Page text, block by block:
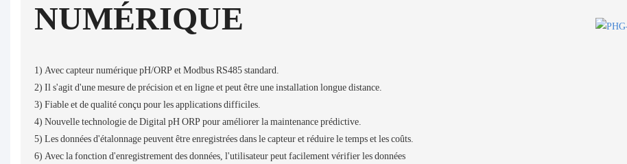
NUMÉRIQUE
1) Avec capteur numérique pH/ORP et Modbus RS485 standard.
2) Il s'agit d'une mesure de précision et en ligne et peut être une installation longue distance.
3) Fiable et de qualité conçu pour les applications difficiles.
4) Nouvelle technologie de Digital pH ORP pour améliorer la maintenance prédictive.
5) Les données d'étalonnage peuvent être enregistrées dans le capteur et réduire le temps et les coûts.
6) Avec la fonction d'enregistrement des données, l'utilisateur peut facilement vérifier les données